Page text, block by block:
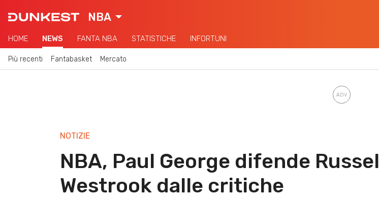
NBA
HOME NEWS FANTA NBA STATISTICHE INFORTUNI
Più recenti Fantabasket Mercato
NOTIZIE
NBA, Paul George difende Russel
Westrook dalle critiche